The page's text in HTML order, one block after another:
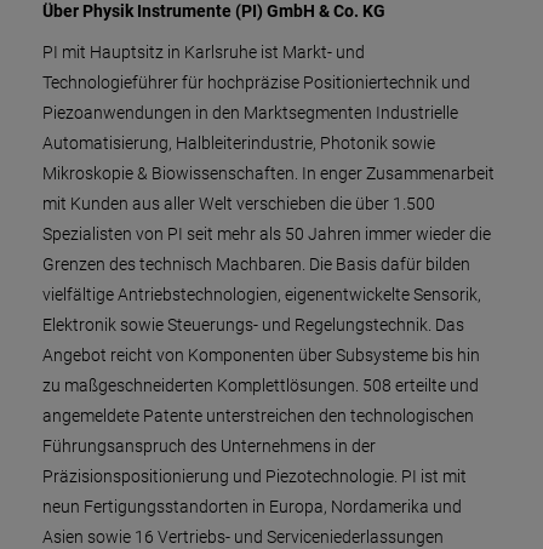
Über Physik Instrumente (PI) GmbH & Co. KG
PI mit Hauptsitz in Karlsruhe ist Markt- und
Technologieführer für hochpräzise Positioniertechnik und
Piezoanwendungen in den Marktsegmenten Industrielle
Automatisierung, Halbleiterindustrie, Photonik sowie
Mikroskopie & Biowissenschaften. In enger Zusammenarbeit
mit Kunden aus aller Welt verschieben die über 1.500
Spezialisten von PI seit mehr als 50 Jahren immer wieder die
Grenzen des technisch Machbaren. Die Basis dafür bilden
vielfältige Antriebstechnologien, eigenentwickelte Sensorik,
Elektronik sowie Steuerungs- und Regelungstechnik. Das
Angebot reicht von Komponenten über Subsysteme bis hin
zu maßgeschneiderten Komplettlösungen. 508 erteilte und
angemeldete Patente unterstreichen den technologischen
Führungsanspruch des Unternehmens in der
Präzisionspositionierung und Piezotechnologie. PI ist mit
neun Fertigungsstandorten in Europa, Nordamerika und
Asien sowie 16 Vertriebs- und Serviceniederlassungen